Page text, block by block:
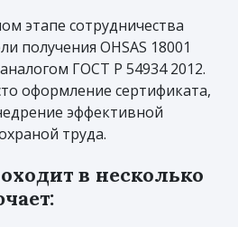
этапе сотрудничества
получения OHSAS 18001
ГОСТ Р 54934 2012.
оформление сертификата,
эффективной
труда.
в несколько